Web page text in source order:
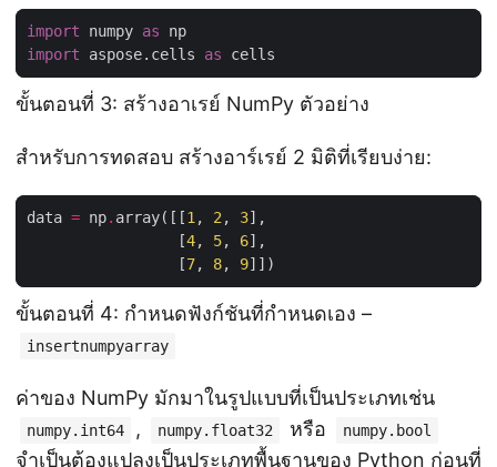
import numpy as
import aspose.cells as
ขั้นตอนที่ 3: สร้างอาเรย์ NumPy ตัวอย่าง
สำหรับการทดสอบ สร้างอาร์เรย์ 2 มิติที่เรียบง่าย:
data = np. array([[1, 2, 3
                 [
4, 5, 6
                 [
7, 8, 9
ขั้นตอนที่ 4: กำหนดฟังก์ชันที่กำหนดเอง –
insertnumpyarray
ค่าของ NumPy มักมาในรูปแบบที่เป็นประเภทเช่น
numpy.int64 , numpy.float32 หรือ numpy.bool
จำเป็นต้องแปลงเป็นประเภทพื้นฐานของ Python ก่อนที่